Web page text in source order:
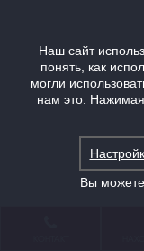
Наш сайт
понять, как
могли
нам это.
Вы можете